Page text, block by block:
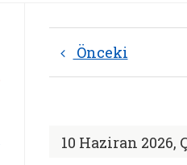
Önceki
10 Haziran 2026,